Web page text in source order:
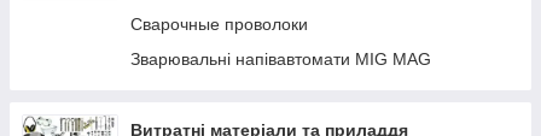
Фільтри очищення палива
Паливні шланги
Ручні насоси
Сварочные проволоки
Зварювальні напівавтомати MIG MAG
Витратні матеріали та приладдя